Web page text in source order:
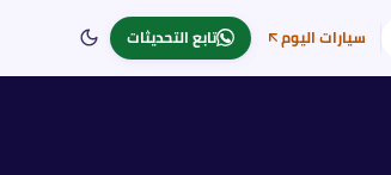
سيارات اليوم تابع التحديثات